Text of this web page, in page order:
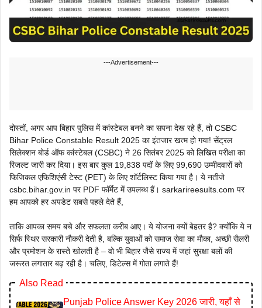
---Advertisement---
दोस्तों, अगर आप बिहार पुलिस में कांस्टेबल बनने का सपना देख रहे हैं, तो CSBC
Bihar Police Constable Result 2025 का इंतजार खत्म हो गया! सेंट्रल
सिलेक्शन बोर्ड ऑफ कांस्टेबल (CSBC) ने 26 सितंबर 2025 को लिखित परीक्षा का
रिजल्ट जारी कर दिया। इस बार कुल 19,838 पदों के लिए 99,690 उम्मीदवारों को
फिजिकल एफिशिएंसी टेस्ट (PET) के लिए शॉर्टलिस्ट किया गया है। ये नतीजे
csbc.bihar.gov.in पर PDF फॉर्मेट में उपलब्ध हैं। sarkarireesults.com पर
हम आपको हर अपडेट सबसे पहले देते हैं,
ताकि आपका समय बचे और सफलता करीब आए। ये योजना क्यों बेहतर है? क्योंकि ये न
सिर्फ स्थिर सरकारी नौकरी देती है, बल्कि युवाओं को समाज सेवा का मौका, अच्छी सैलरी
और प्रमोशन के रास्ते खोलती है – वो भी बिहार जैसे राज्य में जहां सुरक्षा बलों की
जरूरत लगातार बढ़ रही है। चलिए, डिटेल्स में गोता लगाते हैं!
Also Read
Punjab Police Answer Key 2026 जारी, यहाँ से